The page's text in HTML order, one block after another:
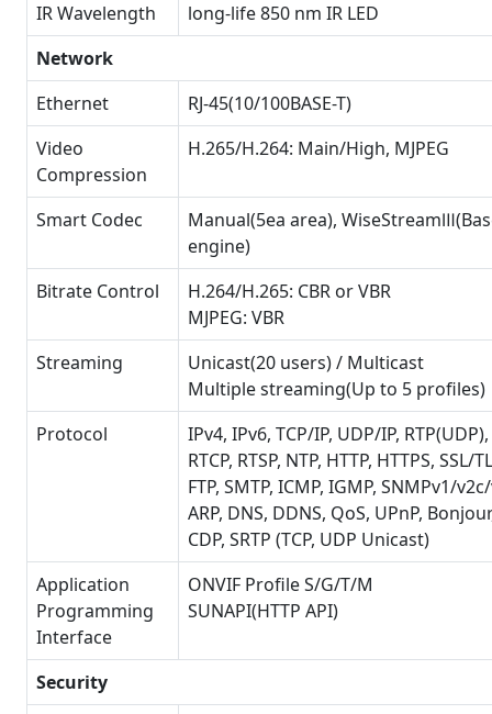
IR Wavelength
long-life 850 nm IR LED
Network
Ethernet
RJ-45(10/100BASE-T)
Video
Compression
H.265/H.264: Main/High, MJPEG
Smart Codec
Manual(5ea area),
engine)
Bitrate Control
H.264/H.265: CBR or VBR
MJPEG: VBR
Streaming
Unicast(20 users) / Multicast
Multiple streaming(Up to 5 profiles)
Protocol
IPv4, IPv6, TCP/IP, UDP/IP, RTP(UDP),
RTCP, RTSP, NTP, HTTP, HTTPS, SSL/
FTP, SMTP, ICMP, IGMP, SNMPv1/
ARP, DNS, DDNS, QoS, UPnP,
CDP, SRTP (TCP, UDP Unicast)
Application
Programming
Interface
ONVIF Profile S/G/T/M
SUNAPI(HTTP API)
Security